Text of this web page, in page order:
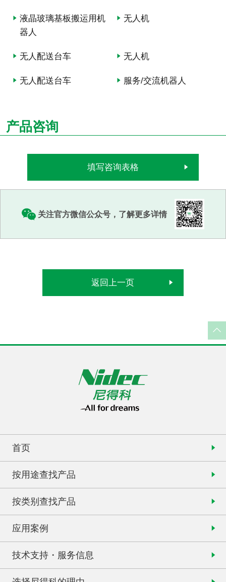
液晶玻璃基板搬运用机
器人
无人机
无人配送台车 无人机
无人配送台车 服务/交流机器人
产品咨询
填写咨询表格
关注官方微信公众号，了解更多详情
返回上一页
首页
按用途查找产品
按类别查找产品
应用案例
技术支持・服务信息